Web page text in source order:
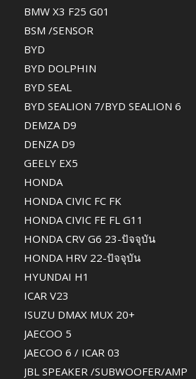
BMW X3 F25 G01
BSM /SENSOR
BYD
BYD DOLPHIN
BYD SEAL
BYD SEALION 7/BYD SEALION 6
DEMZA D9
DENZA D9
GEELY EX5
HONDA
HONDA CIVIC FC FK
HONDA CIVIC FE FL G11
HONDA CRV G6 23-ปัจจุบัน
HONDA HRV 22-ปัจจุบัน
HYUNDAI H1
ICAR V23
ISUZU DMAX MUX 20+
JAECOO 5
JAECOO 6 / ICAR 03
JBL SPEAKER /SUBWOOFER/AMP